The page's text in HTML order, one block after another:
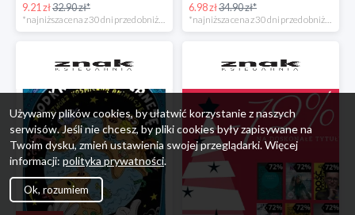
9.21 zł32.90 zł*
*najniższa cena z 30 dni przed obniżką
6.98 zł34.90 zł*
*najniższa cena z 30 dni przed obniżką
Używamy plików cookies, by ułatwić korzystanie z naszych
serwisów. Jeśli nie chcesz, by pliki cookies były zapisywane na
Twoim dysku, zmień ustawienia swojej przeglądarki. Więcej
informacji: polityka prywatności.
Ok, rozumiem